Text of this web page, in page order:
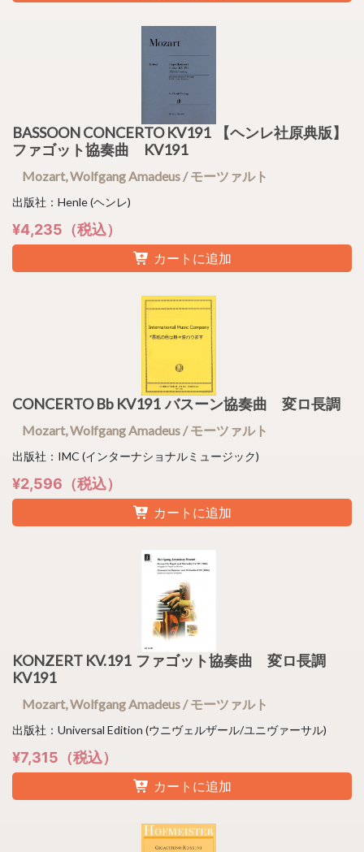
BASSOON CONCERTO KV191 【ヘンレ社原典版】
ファゴット協奏曲 KV191
Mozart, Wolfgang Amadeus / モーツァルト
出版社：Henle (ヘンレ)
¥4,235（税込）
カートに追加
CONCERTO Bb KV191 バスーン協奏曲 変ロ長調
Mozart, Wolfgang Amadeus / モーツァルト
出版社：IMC (インターナショナルミュージック)
¥2,596（税込）
カートに追加
KONZERT KV.191 ファゴット協奏曲 変ロ長調
KV191
Mozart, Wolfgang Amadeus / モーツァルト
出版社：Universal Edition (ウニヴェルザール/ユニヴァーサル)
¥7,315（税込）
カートに追加